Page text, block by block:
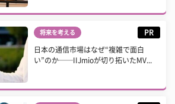
将来を考える PR
日本の通信市場はなぜ“複雑で面白
い”のか──IIJmioが切り拓いたMV...